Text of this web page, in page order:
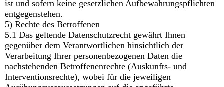
ist und sofern keine gesetzlichen Aufbewahrungspflichten
entgegenstehen.
5) Rechte des Betroffenen
5.1 Das geltende Datenschutzrecht gewährt Ihnen
gegenüber dem Verantwortlichen hinsichtlich der
Verarbeitung Ihrer personenbezogenen Daten die
nachstehenden Betroffenenrechte (Auskunfts- und
Interventionsrechte), wobei für die jeweiligen